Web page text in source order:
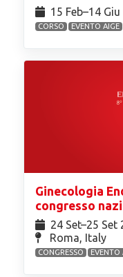
15 Feb⁠–14
CORSO EVENTO AIGE
Ginecologia
congresso
24 Set⁠–25 Set
Roma, Italy
CONGRESSO EVENTO